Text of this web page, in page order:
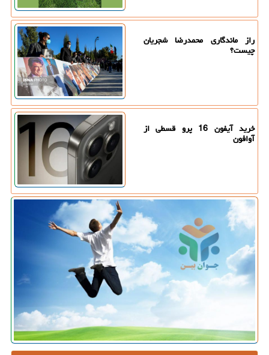
راز ماندگاری محمدرضا شجریان
چیست؟
خرید آیفون 16 پرو قسطی از
آوافون